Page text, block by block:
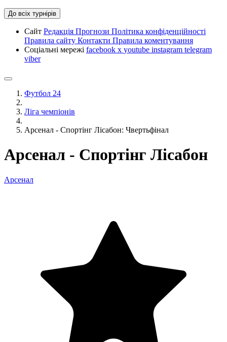
До всіх турнірів
Сайт Редакція Прогнози Політика конфіденційності
Правила сайту Контакти Правила коментування
Соціальні мережі facebook x youtube instagram telegram
viber
Футбол 24
Ліга чемпіонів
Арсенал - Спортінг Лісабон: Чвертьфінал
Арсенал - Спортінг Лісабон
Арсенал